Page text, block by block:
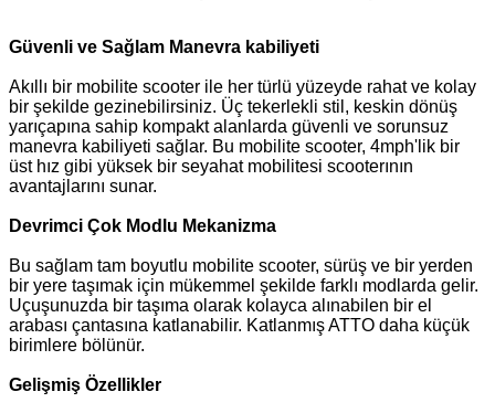
Güvenli ve Sağlam Manevra kabiliyeti
Akıllı bir mobilite scooter ile her türlü yüzeyde rahat ve kolay
bir şekilde gezinebilirsiniz. Üç tekerlekli stil, keskin dönüş
yarıçapına sahip kompakt alanlarda güvenli ve sorunsuz
manevra kabiliyeti sağlar. Bu mobilite scooter, 4mph'lik bir
üst hız gibi yüksek bir seyahat mobilitesi scooterının
avantajlarını sunar.
Devrimci Çok Modlu Mekanizma
Bu sağlam tam boyutlu mobilite scooter, sürüş ve bir yerden
bir yere taşımak için mükemmel şekilde farklı modlarda gelir.
Uçuşunuzda bir taşıma olarak kolayca alınabilen bir el
arabası çantasına katlanabilir. Katlanmış ATTO daha küçük
birimlere bölünür.
Gelişmiş Özellikler